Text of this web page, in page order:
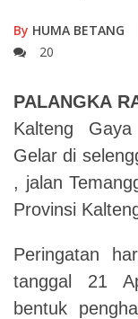
By HUMA BETANG
20
PALANGKA
Kalteng
Gelar di
, jalan
Provinsi
Peringatan
tanggal 21
bentuk